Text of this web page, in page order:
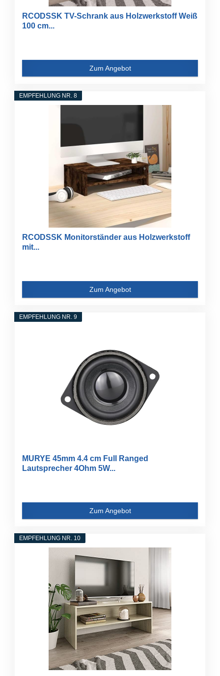
RCODSSK TV-Schrank aus Holzwerkstoff Weiß
100 cm...
Zum Angebot
EMPFEHLUNG NR. 8
RCODSSK Monitorständer aus Holzwerkstoff
mit...
Zum Angebot
EMPFEHLUNG NR. 9
MURYE 45mm 4.4 cm Full Ranged
Lautsprecher 4Ohm 5W...
Zum Angebot
EMPFEHLUNG NR. 10